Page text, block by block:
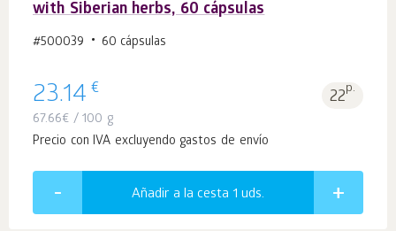
with Siberian herbs, 60 cápsulas
#500039 60 cápsulas
23.14 € 22p.
67.66€ / 100 g
Precio con IVA excluyendo gastos de envío
Añadir a la cesta 1 uds.